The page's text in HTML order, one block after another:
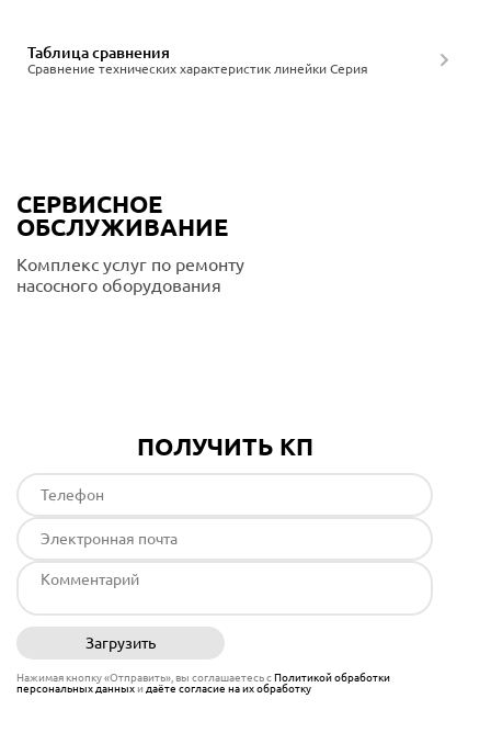
Сравнение технических характеристик линейки Серия
Таблица сравнения
СЕРВИСНОЕ
ОБСЛУЖИВАНИЕ
Комплекс услуг по ремонту
насосного оборудования
ПОЛУЧИТЬ КП
Загрузить
Нажимая кнопку «Отправить», вы соглашаетесь сПолитикой обработки
персональных данныхи даёте согласие на их обработку